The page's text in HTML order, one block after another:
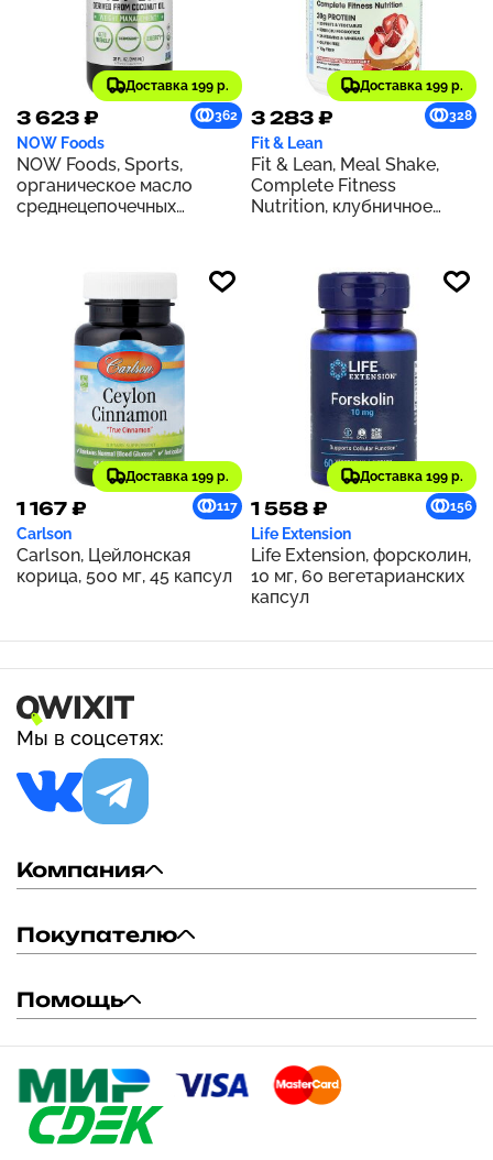
Доставка 199 р.
3 623 ₽ 362
NOW Foods
NOW Foods, Sports,
органическое масло
среднецепочечных
Доставка 199 р.
3 283 ₽ 328
Fit & Lean
Fit & Lean, Meal Shake,
Complete Fitness
Nutrition, клубничное
Доставка 199 р.
1 167 ₽ 117
Carlson
Carlson, Цейлонская
корица, 500 мг, 45 капсул
Доставка 199 р.
1 558 ₽ 156
Life Extension
Life Extension, форсколин,
10 мг, 60 вегетарианских
капсул
Мы в соцсетях:
Компания
Покупателю
Помощь